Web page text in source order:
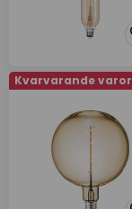
Kvarvarande varor